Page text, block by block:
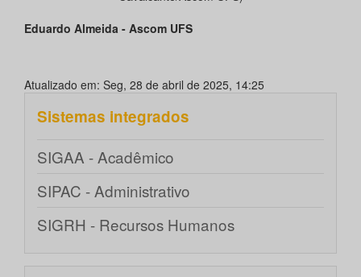
Eduardo Almeida - Ascom UFS
Atualizado em: Seg, 28 de abril de 2025, 14:25
Sistemas integrados
SIGAA - Acadêmico
SIPAC - Administrativo
SIGRH - Recursos Humanos